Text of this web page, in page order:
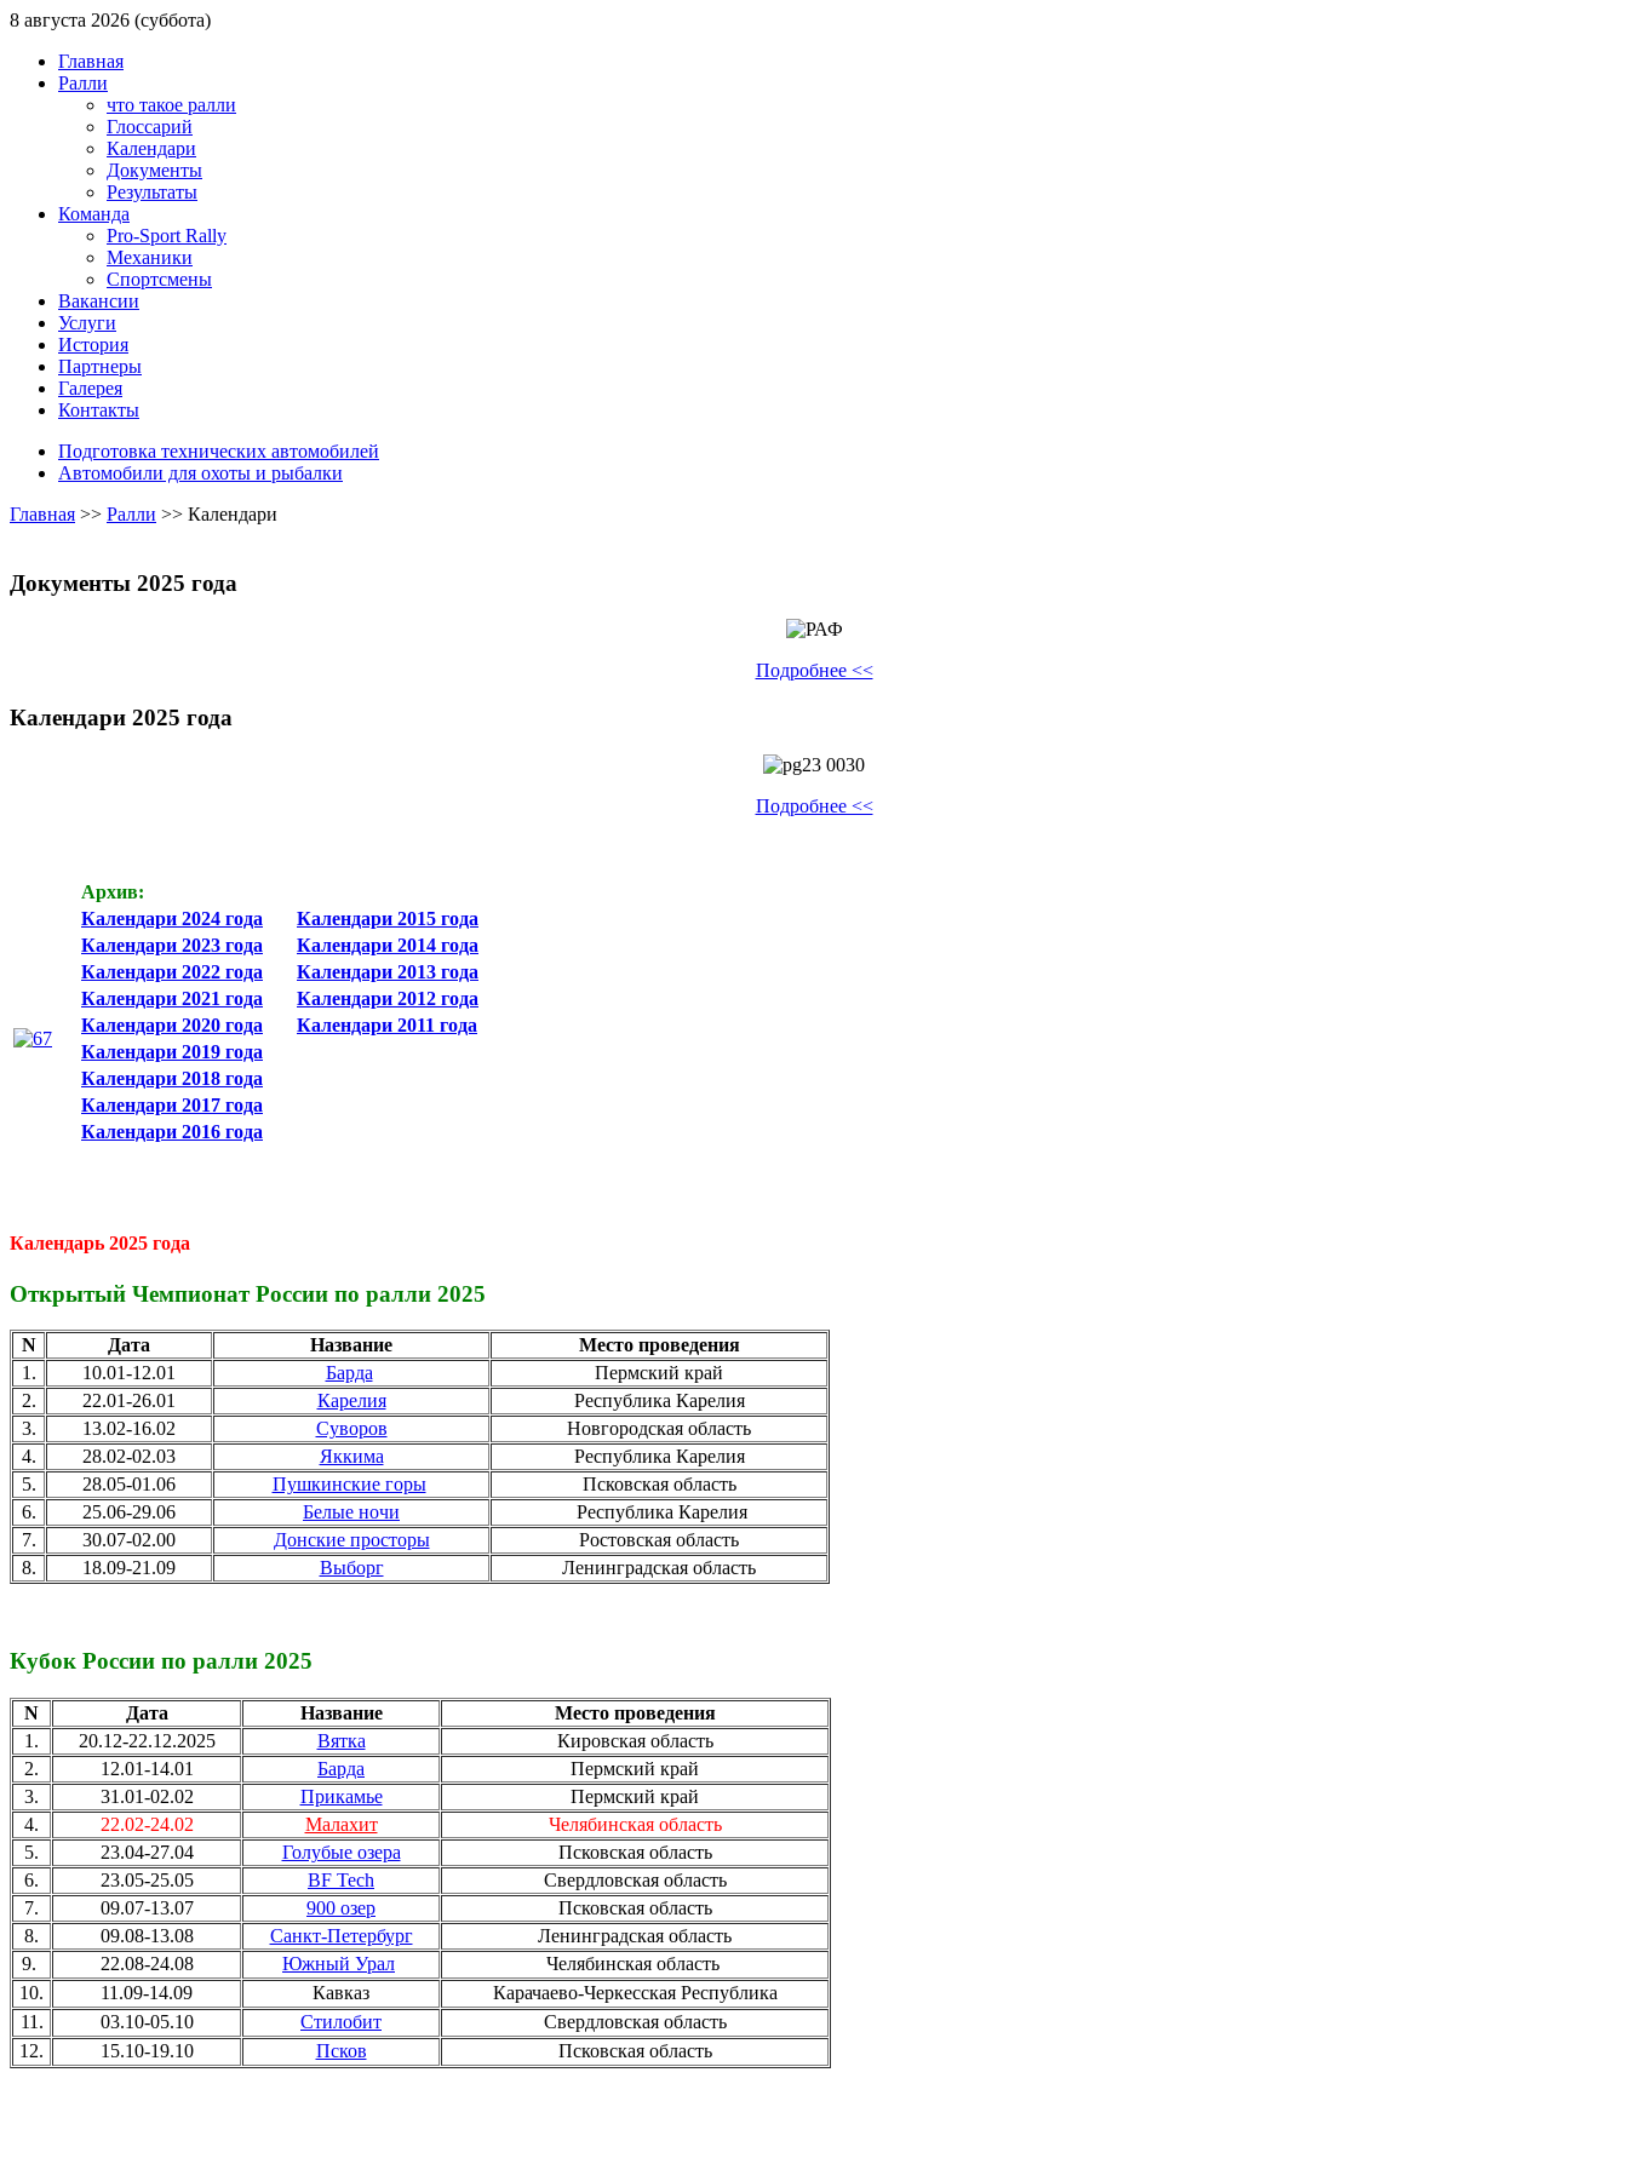
8 августа 2026 (суббота)
Главная
Ралли
что такое ралли
Глоссарий
Календари
Документы
Результаты
Команда
Pro-Sport Rally
Механики
Спортсмены
Вакансии
Услуги
История
Партнеры
Галерея
Контакты
Подготовка технических автомобилей
Автомобили для охоты и рыбалки
Главная >> Ралли >> Календари
Документы 2025 года
Подробнее <<
Календари 2025 года
Подробнее <<
Архив:
Календари 2024 года
Календари 2015 года
Календари 2023 года
Календари 2014 года
Календари 2022 года
Календари 2013 года
Календари 2021 года
Календари 2012 года
Календари 2020 года
Календари 2011 года
Календари 2019 года
Календари 2018 года
Календари 2017 года
Календари 2016 года
Календарь 2025 года
Открытый Чемпионат России по ралли 2025
N Дата Название
Место проведения
1.
10.01-12.01 Барда
Пермский край
2.
22.01-26.01 Карелия
Республика Карелия
3.
13.02-16.02 Суворов
Новгородская область
4.
28.02-02.03 Яккима
Республика Карелия
5.
28.05-01.06 Пушкинские горы
Псковская область
6.
25.06-29.06 Белые ночи
Республика Карелия
7.
30.07-02.00 Донские просторы
Ростовская область
8.
18.09-21.09 Выборг Ленинградская область
Кубок России по ралли 2025
N Дата Название
Место проведения
1.
20.12-22.12.2025 Вятка
Кировская область
2.
12.01-14.01 Барда
Пермский край
3.
31.01-02.02 Прикамье
Пермский край
4.
22.02-24.02 Малахит
Челябинская область
5.
23.04-27.04 Голубые озера
Псковская область
6.
23.05-25.05 BF Tech
Свердловская область
7.
09.07-13.07 900 озер
Псковская область
8.
09.08-13.08 Санкт-Петербург
Ленинградская область
9.
22.08-24.08 Южный Урал
Челябинская область
10.
11.09-14.09 Кавказ
Карачаево-Черкесская Республика
11.
03.10-05.10 Стилобит
Свердловская область
12.
15.10-19.10 Псков Псковская область